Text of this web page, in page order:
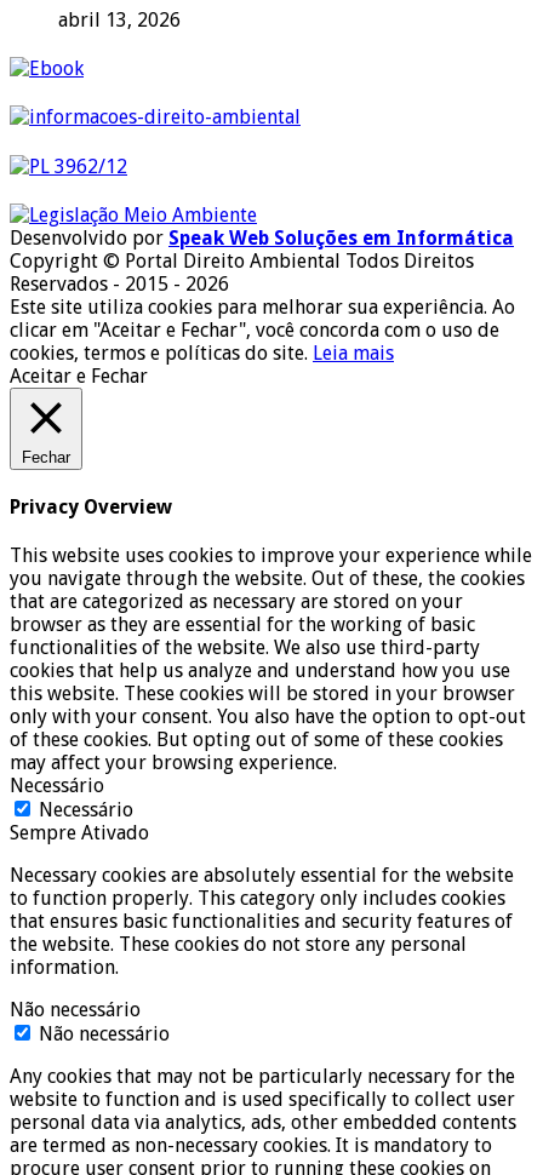
abril 13, 2026
Desenvolvido por Speak Web Soluções em Informática
Copyright © Portal Direito Ambiental Todos Direitos
Reservados - 2015 - 2026
Este site utiliza cookies para melhorar sua experiência. Ao
clicar em "Aceitar e Fechar", você concorda com o uso de
cookies, termos e políticas do site. Leia mais
Aceitar e Fechar
Fechar
Privacy Overview
This website uses cookies to improve your experience while
you navigate through the website. Out of these, the cookies
that are categorized as necessary are stored on your
browser as they are essential for the working of basic
functionalities of the website. We also use third-party
cookies that help us analyze and understand how you use
this website. These cookies will be stored in your browser
only with your consent. You also have the option to opt-out
of these cookies. But opting out of some of these cookies
may affect your browsing experience.
Necessário
Necessário
Sempre Ativado
Necessary cookies are absolutely essential for the website
to function properly. This category only includes cookies
that ensures basic functionalities and security features of
the website. These cookies do not store any personal
information.
Não necessário
Não necessário
Any cookies that may not be particularly necessary for the
website to function and is used specifically to collect user
personal data via analytics, ads, other embedded contents
are termed as non-necessary cookies. It is mandatory to
procure user consent prior to running these cookies on